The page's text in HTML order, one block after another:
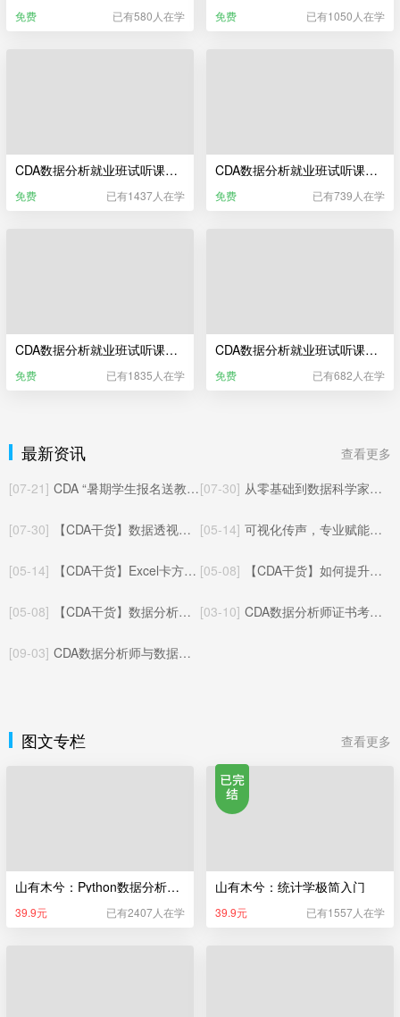
免费 已有580人在学 免费 已有1050人在学
CDA数据分析就业班试听课——Python统计分析
免费 已有1437人在学
CDA数据分析就业班试听课——CDA数据分析师职业发展服务
免费 已有739人在学
CDA数据分析就业班试听课——Excel业务数据分析（更新于2025年06月）
免费 已有1835人在学
CDA数据分析就业班试听课——Power BI商业智能分析
免费 已有682人在学
最新资讯
查看更多
[07-21] CDA “暑期学生报名送教材” 活动已开启！ [07-30] 从零基础到数据科学家：CDA三本官方教材全解读
[07-30] 【CDA干货】数据透视表数据批量对应匹配其他工作表的方法与实操应用 [05-14] 可视化传声，专业赋能：CDA数据分析师玩转统计制图核心价值
[05-14] 【CDA干货】Excel卡方检验完整教程：从零上手，轻松搞定统计显著性检验 [05-08] 【CDA干货】如何提升数据分析能力：从入门到精通的系统化成长路径
[05-08] 【CDA干货】数据分析与A/B测试：相辅相成的数据决策闭环 [03-10] CDA数据分析师证书考试体系（更新于2025年05月22日）
[09-03] CDA数据分析师与数据指标：基础概念与协同逻辑
图文专栏 查看更多
山有木兮：Python数据分析极简入门
39.9元 已有2407人在学
山有木兮：统计学极简入门
39.9元 已有1557人在学